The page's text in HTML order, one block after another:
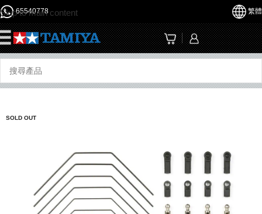
Skip to main content
65540778 繁體
SOLD OUT